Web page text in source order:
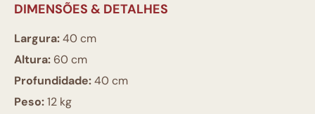
DIMENSÕES & DETALHES
Largura:40 cm
Altura: 60 cm
Profundidade:40 cm
Peso:12 kg